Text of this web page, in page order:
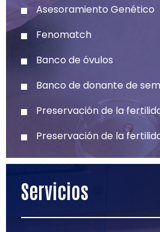
Asesoramiento Genético
Fenomatch
Banco de óvulos
Banco de donante de
Preservación de la
Preservación de la
Servicios